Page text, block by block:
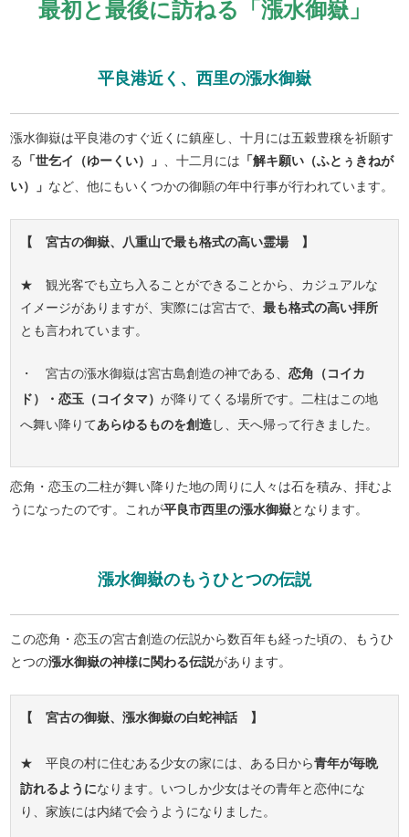
最初と最後に訪ねる「漲水御嶽」
平良港近く、西里の漲水御嶽
漲水御嶽は平良港のすぐ近くに鎮座し、十月には五穀豊穣を祈願す
る
「世乞イ（ゆーくい）」 、十二月には 「解キ願い（ふとぅきねが
い）」 など、他にもいくつかの御願の年中行事が行われています。
【 宮古の御嶽、八重山で最も格式の高い霊場 】
★ 観光客でも立ち入ることができることから、カジュアルな
イメージがありますが、実際には宮古で、最も格式の高い拝所
とも言われています。
・ 宮古の漲水御嶽は宮古島創造の神である、恋角（コイカ
ド）・恋玉（コイタマ）が降りてくる場所です。二柱はこの地
へ舞い降りてあらゆるものを創造し、天へ帰って行きました。
恋角・恋玉の二柱が舞い降りた地の周りに人々は石を積み、拝むよ
うになったのです。これが平良市西里の漲水御嶽となります。
漲水御嶽のもうひとつの伝説
この恋角・恋玉の宮古創造の伝説から数百年も経った頃の、もうひ
とつの漲水御嶽の神様に関わる伝説があります。
【 宮古の御嶽、漲水御嶽の白蛇神話 】
★ 平良の村に住むある少女の家には、ある日から青年が毎晩
訪れるようになります。いつしか少女はその青年と恋仲にな
り、家族には内緒で会うようになりました。